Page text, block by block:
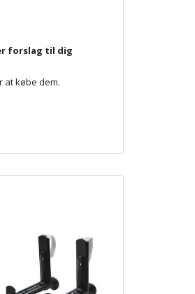
forslag til dig
at købe dem.